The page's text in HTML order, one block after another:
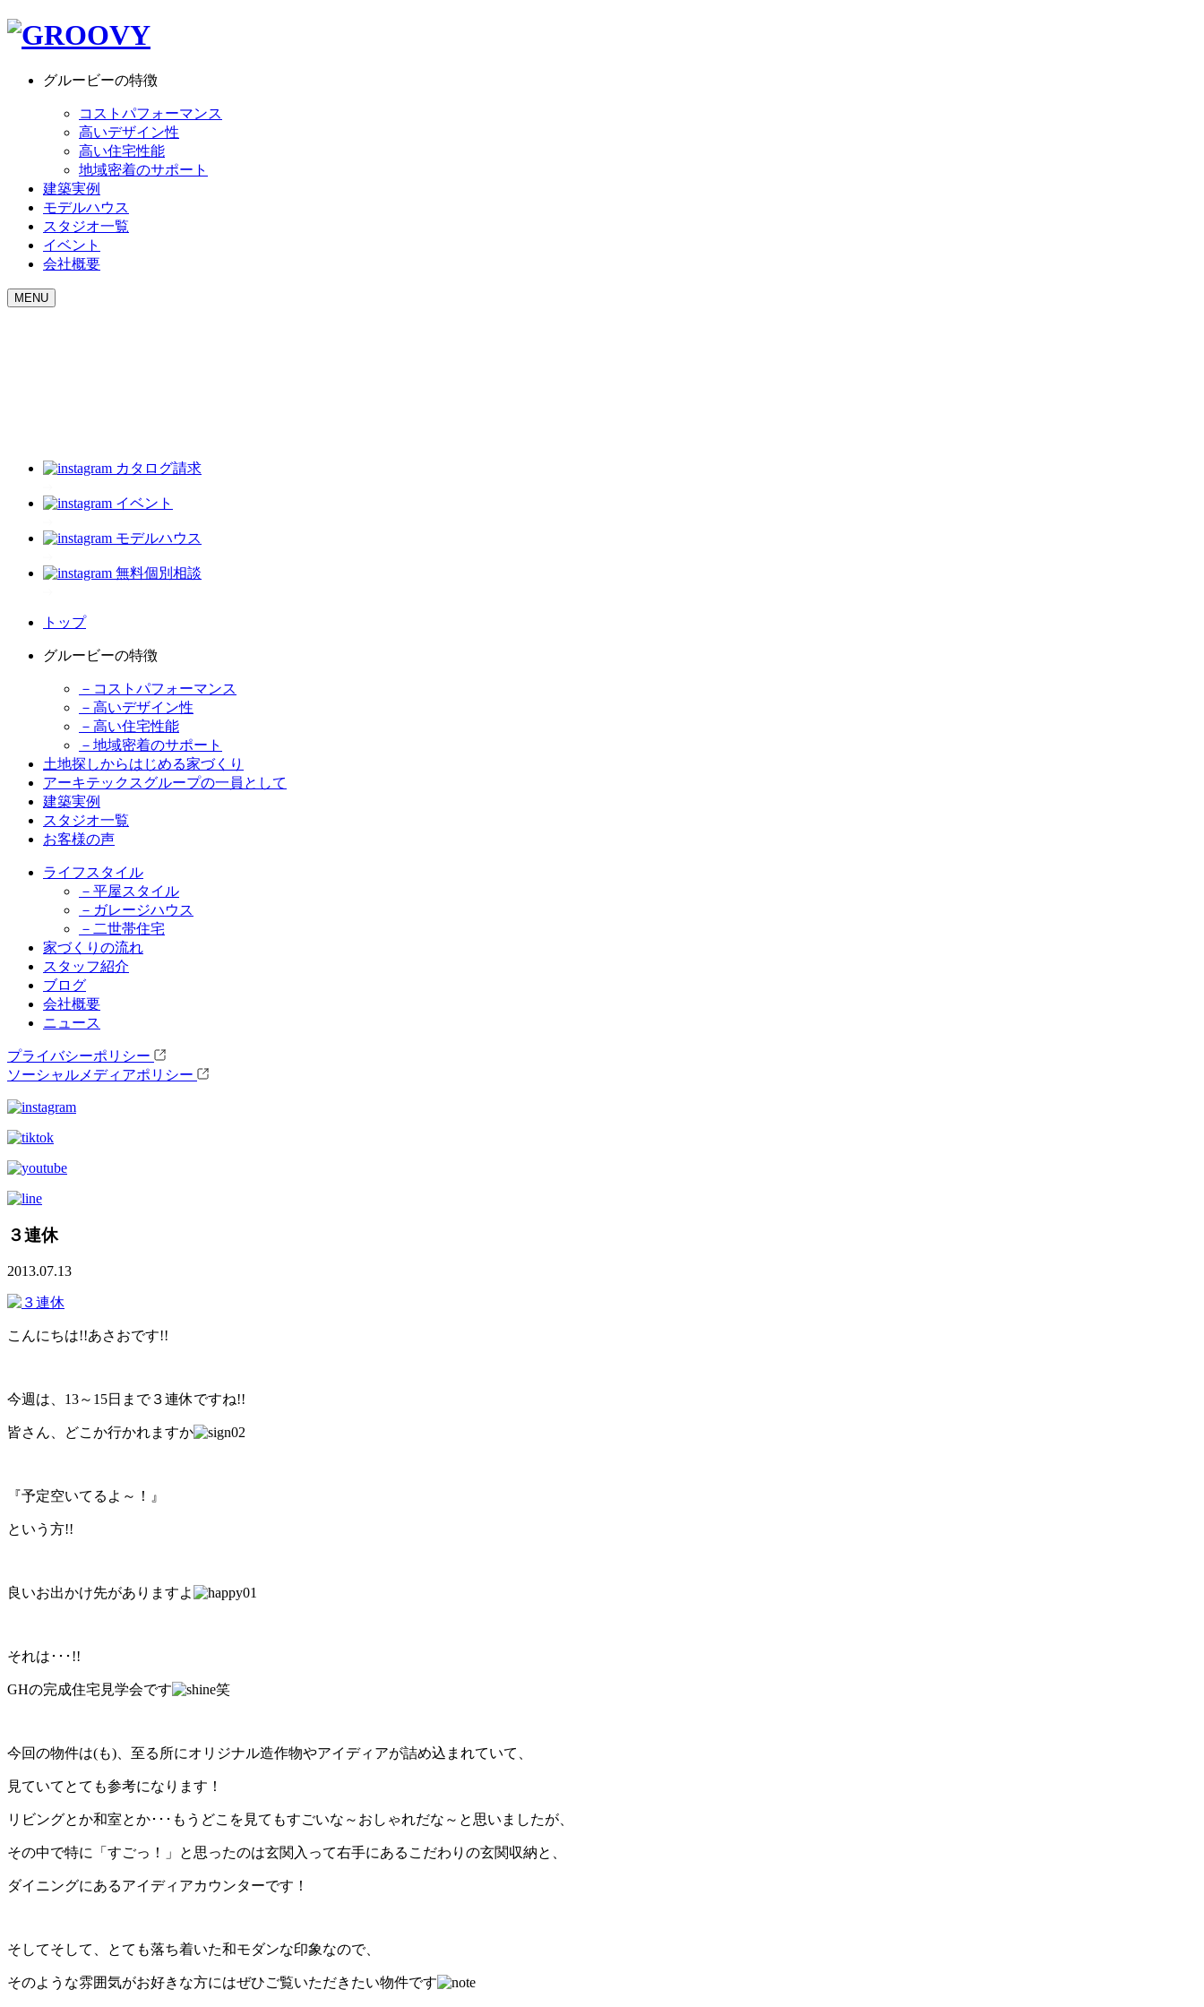
グルービーの特徴
コストパフォーマンス
高いデザイン性
高い住宅性能
地域密着のサポート
建築実例
モデルハウス
スタジオ一覧
イベント
会社概要
MENU
カタログ請求
イベント
モデルハウス
無料個別相談
トップ
グルービーの特徴
－コストパフォーマンス
－高いデザイン性
－高い住宅性能
－地域密着のサポート
土地探しからはじめる家づくり
アーキテックスグループの一員として
建築実例
スタジオ一覧
お客様の声
ライフスタイル
－平屋スタイル
－ガレージハウス
－二世帯住宅
家づくりの流れ
スタッフ紹介
ブログ
会社概要
ニュース
プライバシーポリシー
ソーシャルメディアポリシー
３連休
2013.07.13
こんにちは!!あさおです!!
今週は、13～15日まで３連休ですね!!
皆さん、どこか行かれますか
『予定空いてるよ～！』
という方!!
良いお出かけ先がありますよ
それは･･･!!
GHの完成住宅見学会です 笑
今回の物件は(も)、至る所にオリジナル造作物やアイディアが詰め込まれていて、
見ていてとても参考になります！
リビングとか和室とか･･･もうどこを見てもすごいな～おしゃれだな～と思いましたが、
その中で特に「すごっ！」と思ったのは玄関入って右手にあるこだわりの玄関収納と、
ダイニングにあるアイディアカウンターです！
そしてそして、とても落ち着いた和モダンな印象なので、
そのような雰囲気がお好きな方にはぜひご覧いただきたい物件です